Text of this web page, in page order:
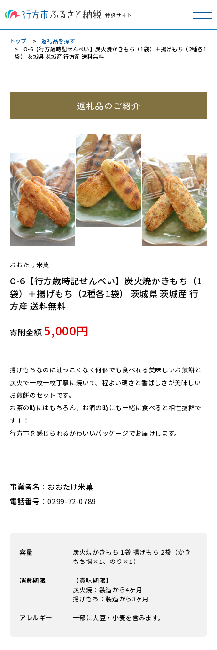
トップ
返礼品を探す
O-6【行方歳時記せんべい】炭火焼かきもち（1袋）＋揚げもち（2種各1
袋） 茨城県 茨城産 行方産 送料無料
返礼品のご紹介
おおたけ米菓
O-6【行方歳時記せんべい】炭火焼かきもち（1
袋）＋揚げもち（2種各1袋） 茨城県 茨城産 行
方産 送料無料
寄附金額5,000円
揚げもちなのに油っこくなく何個でも食べれる美味しいお煎餅と
炭火で一枚一枚丁寧に焼いて、程よい硬さと香ばしさが美味しい
お煎餅のセットです。
お茶の時にはもちろん、お酒の時にも一緒に食べると相性抜群で
す！！
行方市を感じられるかわいいパッケージでお届けします。
事業者名：おおたけ米菓
電話番号：0299-72-0789
容量
炭火焼かきもち 1袋 揚げもち 2袋（かき
もち揚×1、のり×1）
消費期限
【賞味期限】
炭火焼：製造から4ヶ月
揚げもち：製造から3ヶ月
アレルギー 一部に大豆・小麦を含みます。